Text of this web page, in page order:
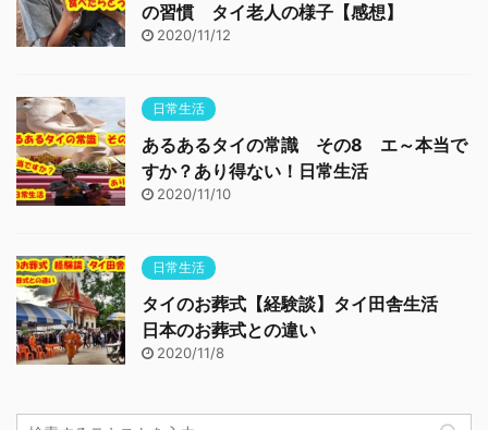
の習慣 タイ老人の様子【感想】
2020/11/12
日常生活
あるあるタイの常識 その8 エ～本当で
すか？あり得ない！日常生活
2020/11/10
日常生活
タイのお葬式【経験談】タイ田舎生活
日本のお葬式との違い
2020/11/8